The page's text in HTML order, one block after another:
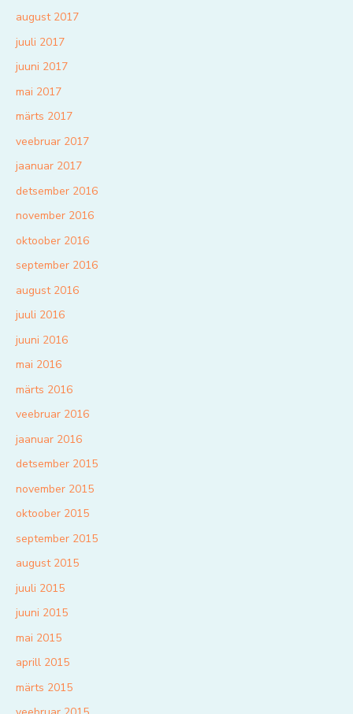
august 2017
juuli 2017
juuni 2017
mai 2017
märts 2017
veebruar 2017
jaanuar 2017
detsember 2016
november 2016
oktoober 2016
september 2016
august 2016
juuli 2016
juuni 2016
mai 2016
märts 2016
veebruar 2016
jaanuar 2016
detsember 2015
november 2015
oktoober 2015
september 2015
august 2015
juuli 2015
juuni 2015
mai 2015
aprill 2015
märts 2015